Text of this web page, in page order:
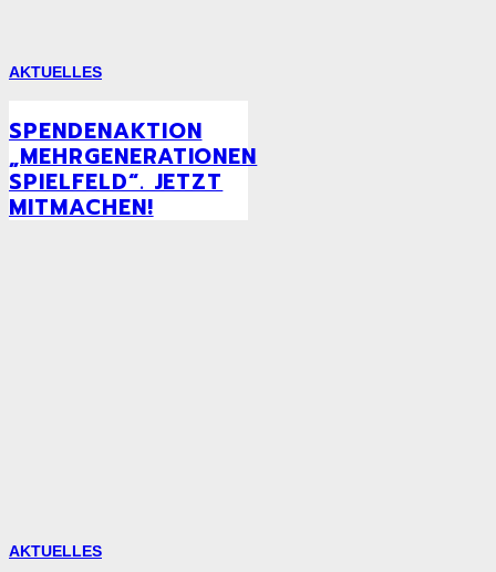
AKTUELLES
SPENDENAKTION
„MEHRGENERATIONEN
SPIELFELD“. JETZT
MITMACHEN!
AKTUELLES